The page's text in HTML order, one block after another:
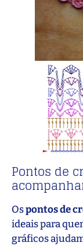
Pontos de
Ospontos de
ideais para
gráficos